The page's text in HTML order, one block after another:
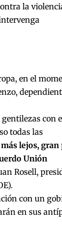
la
en el
con
todas las
lejos, gran
Unión
Rosell,
con un
en sus